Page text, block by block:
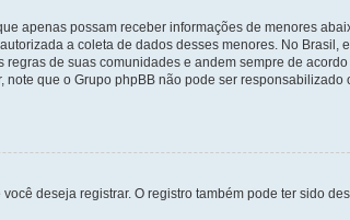
apenas possam receber informações de menores
a coleta de dados desses menores. No Brasil,
de suas comunidades e andem sempre de
que o Grupo phpBB não pode ser responsabilizado
deseja registrar. O registro também pode ter sido